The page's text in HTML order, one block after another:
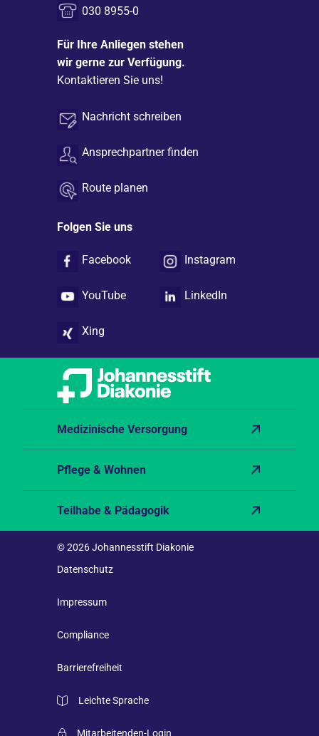
030 8955-0
Für Ihre Anliegen stehen
wir gerne zur Verfügung.
Kontaktieren Sie uns!
Nachricht schreiben
Ansprechpartner finden
Route planen
Folgen Sie uns
Facebook Instagram
YouTube LinkedIn
Xing
Medizinische Versorgung
Pflege & Wohnen
Teilhabe & Pädagogik
© 2026 Johannesstift Diakonie
Datenschutz
Impressum
Compliance
Barrierefreiheit
Leichte Sprache
Mitarbeitenden-Login